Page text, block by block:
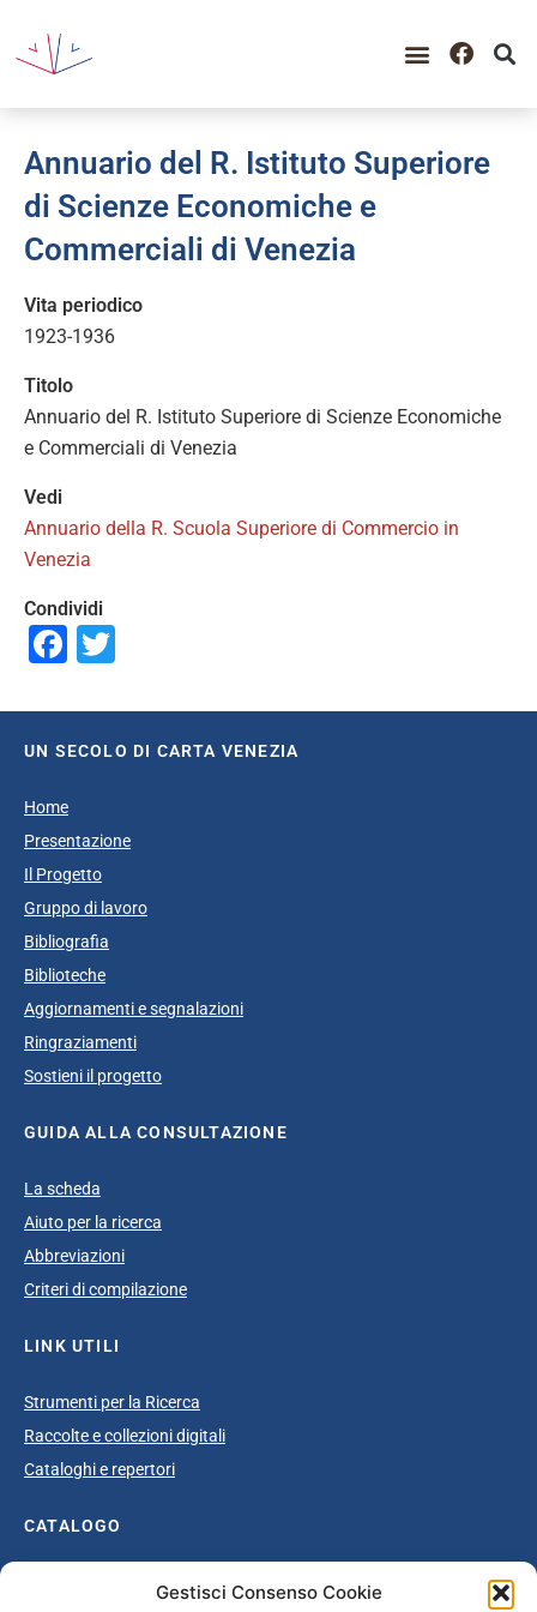
Gestisci Consenso Cookie
Annuario del R. Istituto Superiore
di Scienze Economiche e
Commerciali di Venezia
Vita periodico
1923-1936
Titolo
Annuario del R. Istituto Superiore di Scienze Economiche
e Commerciali di Venezia
Vedi
Annuario della R. Scuola Superiore di Commercio in
Venezia
Condividi
Facebook
UN SECOLO DI CARTA VENEZIA
Home
Presentazione
Il Progetto
Gruppo di lavoro
Bibliografia
Biblioteche
Aggiornamenti e segnalazioni
Ringraziamenti
Sostieni il progetto
GUIDA ALLA CONSULTAZIONE
La scheda
Aiuto per la ricerca
Abbreviazioni
Criteri di compilazione
LINK UTILI
Strumenti per la Ricerca
Raccolte e collezioni digitali
Cataloghi e repertori
CATALOGO
Catalogo completo